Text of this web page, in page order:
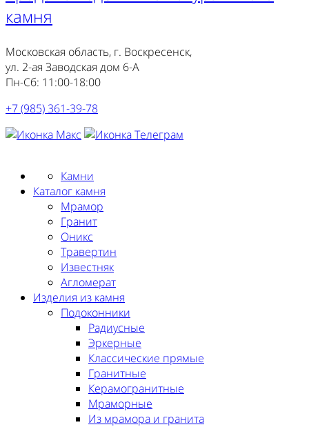
Московская область, г. Воскресенск,
ул. 2-ая Заводская дом 6-А
Пн-Сб: 11:00-18:00
+7 (985) 361-39-78
Камни
Каталог камня
Мрамор
Гранит
Оникс
Травертин
Известняк
Агломерат
Изделия из камня
Подоконники
Радиусные
Эркерные
Классические прямые
Гранитные
Керамогранитные
Мраморные
Из мрамора и гранита